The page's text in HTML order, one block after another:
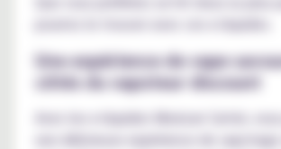
pourrez le trouver avec ces e-liquides.
Une expérience de vape
côtés du vapoteur discount
Avec les e-liquides Mexican Cartel,
une délicieuse expérience de vapotage